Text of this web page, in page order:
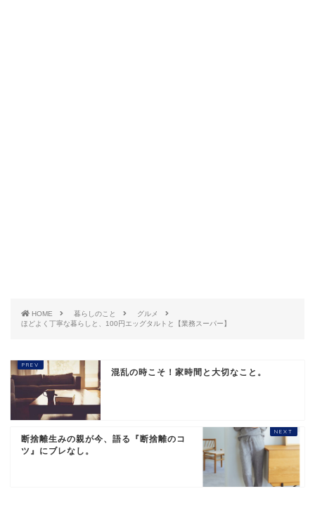
HOME 暮らしのこと
グルメ
ほどよく丁寧な暮らしと、100円エッグタルトと【業務スーパー】
混乱の時こそ！家時間と大切なこと。
断捨離生みの親が今、語る『断捨離のコ
ツ』にブレなし。